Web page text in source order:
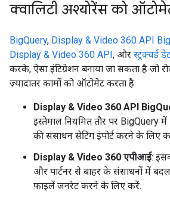
क्वालिटी अश्योरेंस को
BigQuery, Display & Video 360 API
Display & Video 360 API, और स्ट्रक्चर्ड
करके, ऐसा इंटिग्रेशन बनाया जा सकता है जो
ज़्यादातर कामों को ऑटोमेट करता है.
Display & Video 360 API
इस्तेमाल नियमित तौर पर BigQuery
की संसाधन सेटिंग इंपोर्ट करने के लिए
Display & Video 360 एपीआई:
और पार्टनर से बाहर के संसाधनों में
फ़ाइलें जनरेट करने के लिए करें.